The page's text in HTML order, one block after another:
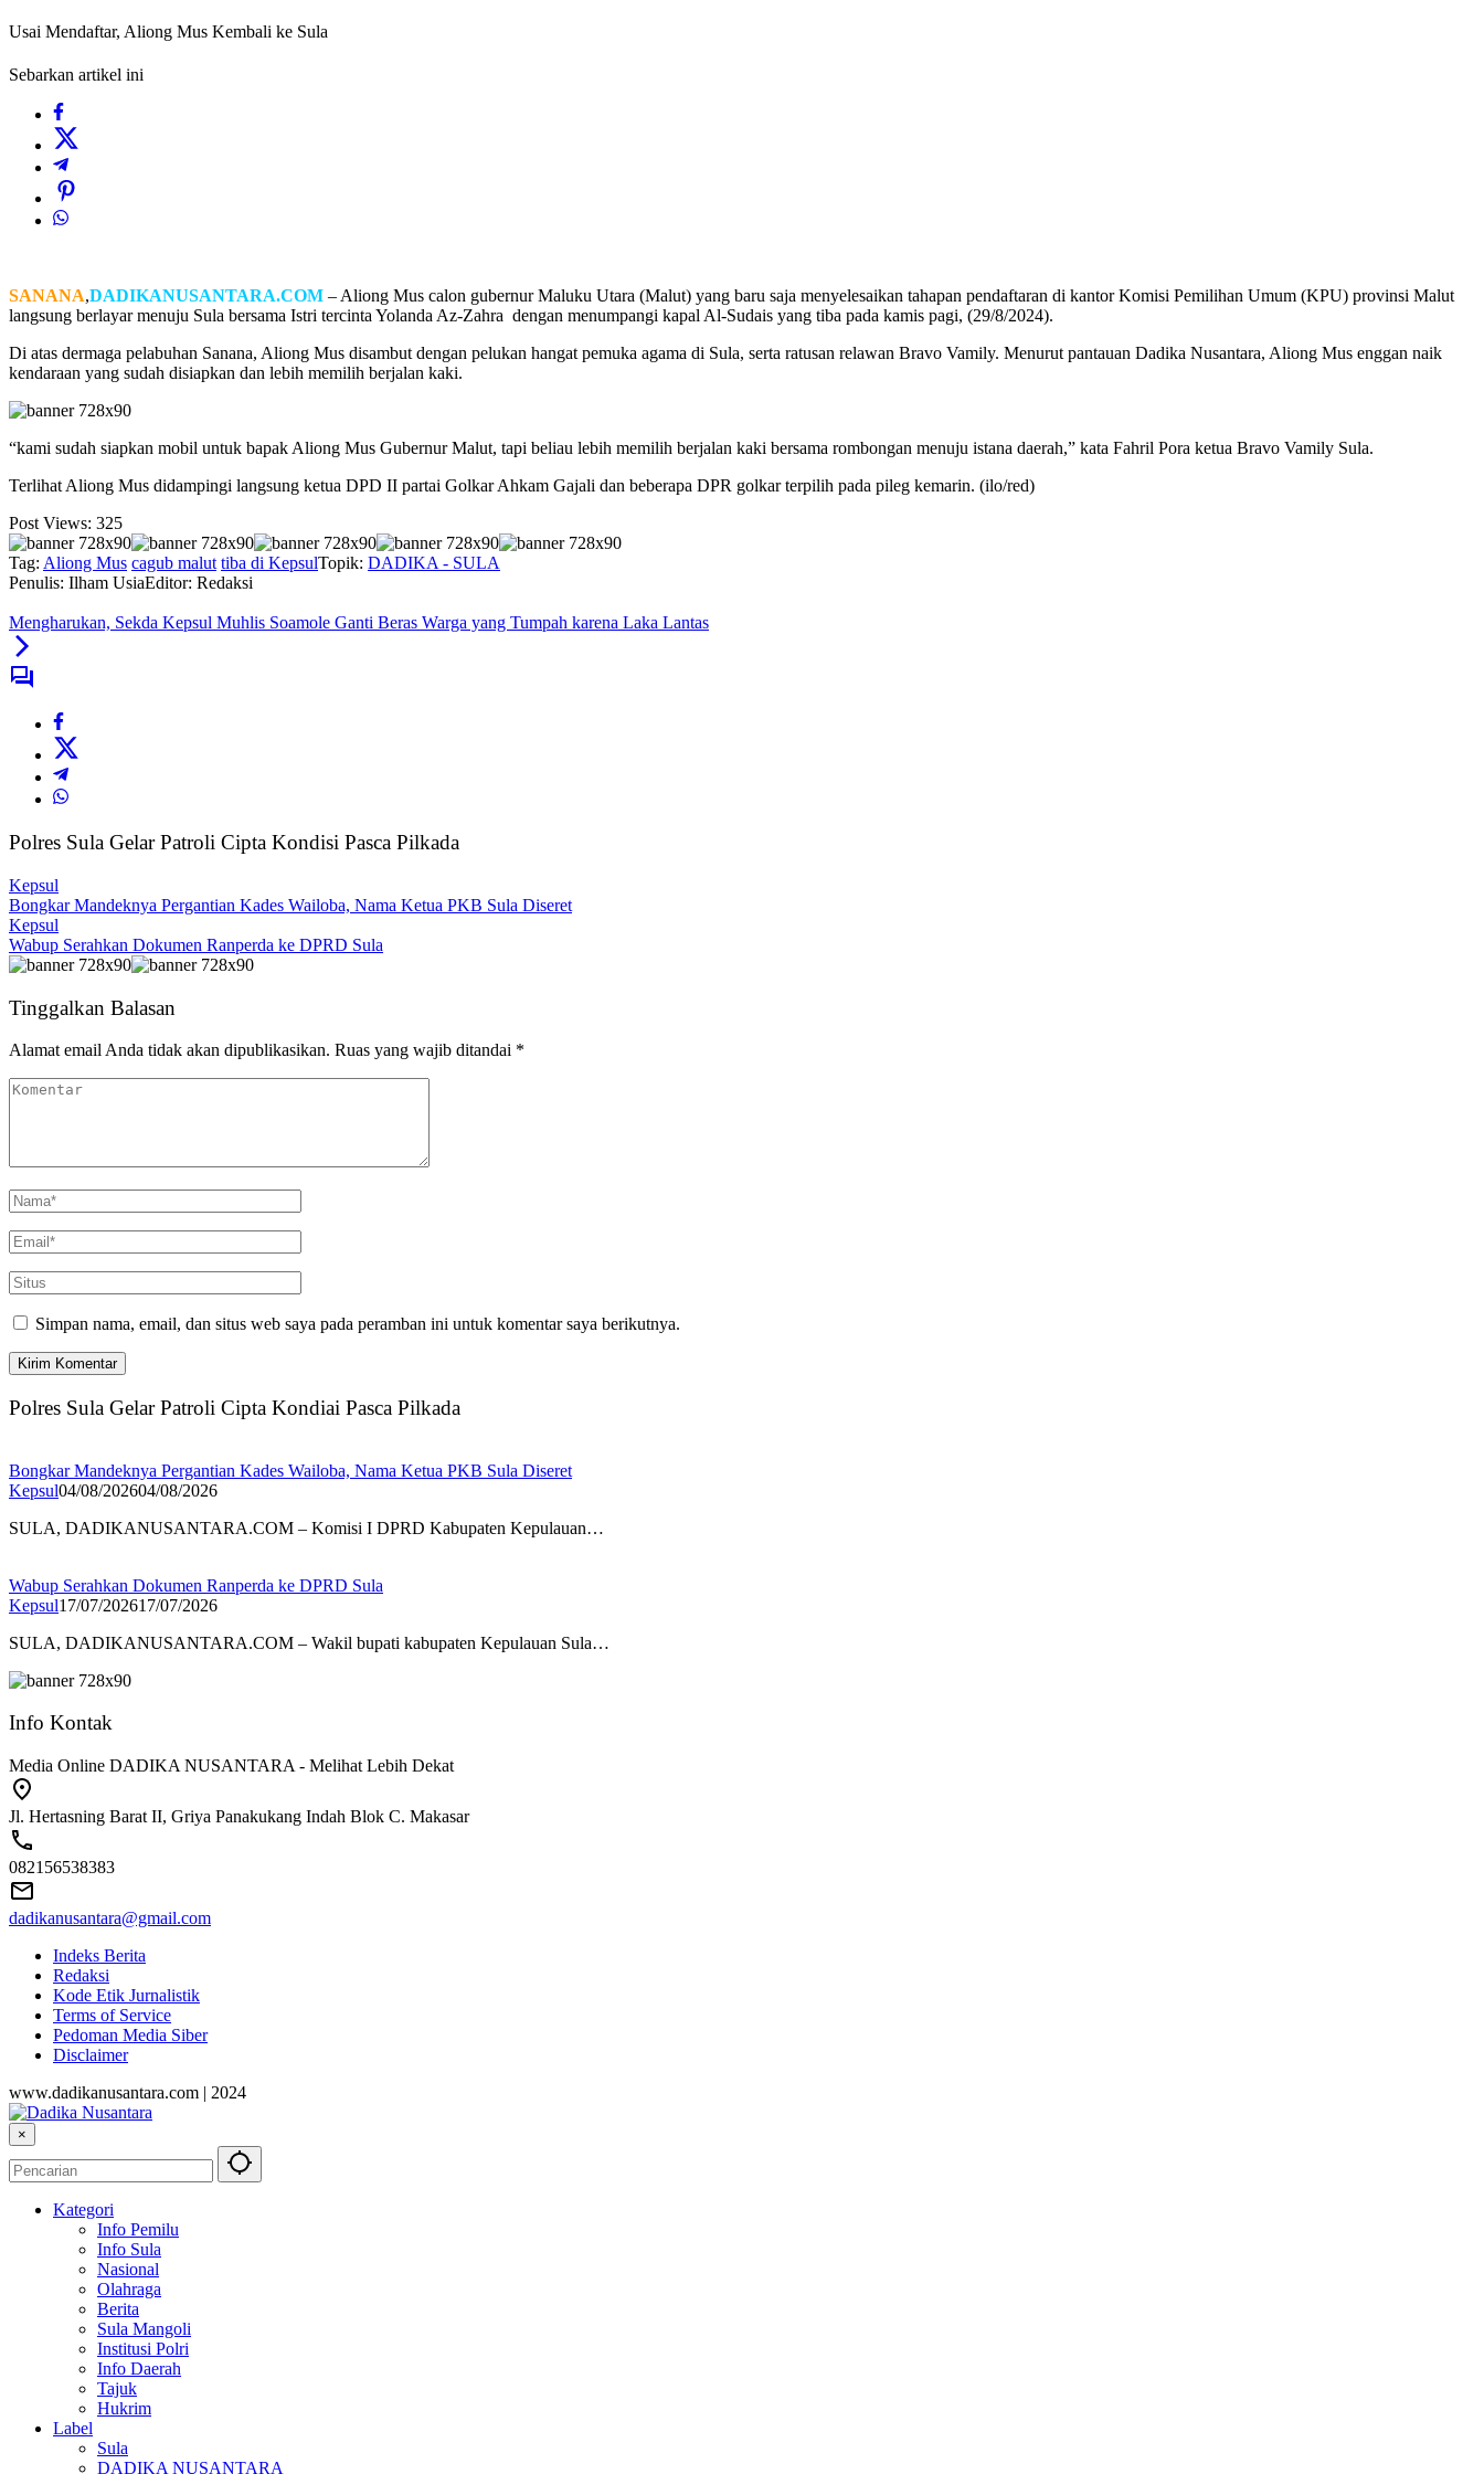
Usai Mendaftar, Aliong Mus Kembali ke Sula
Sebarkan artikel ini
SANANA,DADIKANUSANTARA.COM – Aliong Mus calon gubernur Maluku Utara (Malut) yang baru saja menyelesaikan tahapan pendaftaran di kantor Komisi Pemilihan Umum (KPU) provinsi Malut
langsung berlayar menuju Sula bersama Istri tercinta Yolanda Az-Zahra dengan menumpangi kapal Al-Sudais yang tiba pada kamis pagi, (29/8/2024).
Di atas dermaga pelabuhan Sanana, Aliong Mus disambut dengan pelukan hangat pemuka agama di Sula, serta ratusan relawan Bravo Vamily. Menurut pantauan Dadika Nusantara, Aliong Mus enggan naik
kendaraan yang sudah disiapkan dan lebih memilih berjalan kaki.
“kami sudah siapkan mobil untuk bapak Aliong Mus Gubernur Malut, tapi beliau lebih memilih berjalan kaki bersama rombongan menuju istana daerah,” kata Fahril Pora ketua Bravo Vamily Sula.
Terlihat Aliong Mus didampingi langsung ketua DPD II partai Golkar Ahkam Gajali dan beberapa DPR golkar terpilih pada pileg kemarin. (ilo/red)
Post Views: 325
Tag: Aliong Mus cagub malut tiba di KepsulTopik: DADIKA - SULA
Penulis: Ilham UsiaEditor: Redaksi
Mengharukan, Sekda Kepsul Muhlis Soamole Ganti Beras Warga yang Tumpah karena Laka Lantas
Polres Sula Gelar Patroli Cipta Kondisi Pasca Pilkada
Kepsul
Bongkar Mandeknya Pergantian Kades Wailoba, Nama Ketua PKB Sula Diseret
Kepsul
Wabup Serahkan Dokumen Ranperda ke DPRD Sula
Tinggalkan Balasan
Alamat email Anda tidak akan dipublikasikan. Ruas yang wajib ditandai *
Simpan nama, email, dan situs web saya pada peramban ini untuk komentar saya berikutnya.
Polres Sula Gelar Patroli Cipta Kondiai Pasca Pilkada
Bongkar Mandeknya Pergantian Kades Wailoba, Nama Ketua PKB Sula Diseret
Kepsul04/08/202604/08/2026
SULA, DADIKANUSANTARA.COM – Komisi I DPRD Kabupaten Kepulauan…
Wabup Serahkan Dokumen Ranperda ke DPRD Sula
Kepsul17/07/202617/07/2026
SULA, DADIKANUSANTARA.COM – Wakil bupati kabupaten Kepulauan Sula…
Info Kontak
Media Online DADIKA NUSANTARA - Melihat Lebih Dekat
Jl. Hertasning Barat II, Griya Panakukang Indah Blok C. Makasar
082156538383
dadikanusantara@gmail.com
Indeks Berita
Redaksi
Kode Etik Jurnalistik
Terms of Service
Pedoman Media Siber
Disclaimer
www.dadikanusantara.com | 2024
×
Kategori
Info Pemilu
Info Sula
Nasional
Olahraga
Berita
Sula Mangoli
Institusi Polri
Info Daerah
Tajuk
Hukrim
Label
Sula
DADIKA NUSANTARA